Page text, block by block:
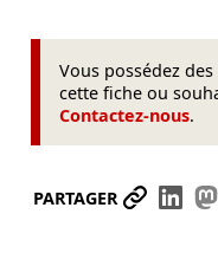
Vous possédez
cette fiche ou
Contactez-nous.
PARTAGER